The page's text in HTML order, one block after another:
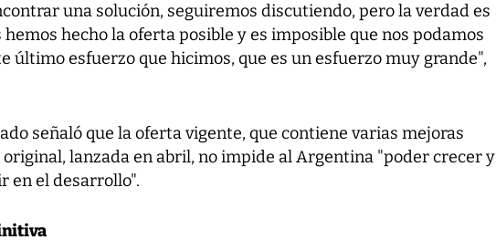
una solución, seguiremos discutiendo, pero la verdad es
hecho la oferta posible y es imposible que nos podamos
último esfuerzo que hicimos, que es un esfuerzo muy grande",
señaló que la oferta vigente, que contiene varias mejoras
original, lanzada en abril, no impide al Argentina "poder crecer y
en el desarrollo".